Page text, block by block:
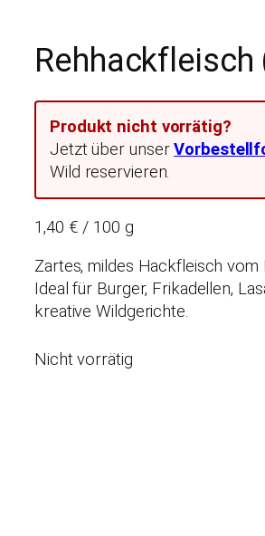
Rehhackfleisch
Produkt nicht vorrätig?
Jetzt über unser
Wild reservieren.
1,40 € / 100 g
Zartes, mildes Hackfleisch vom
Ideal für Burger, Frikadellen,
kreative Wildgerichte.
Nicht vorrätig